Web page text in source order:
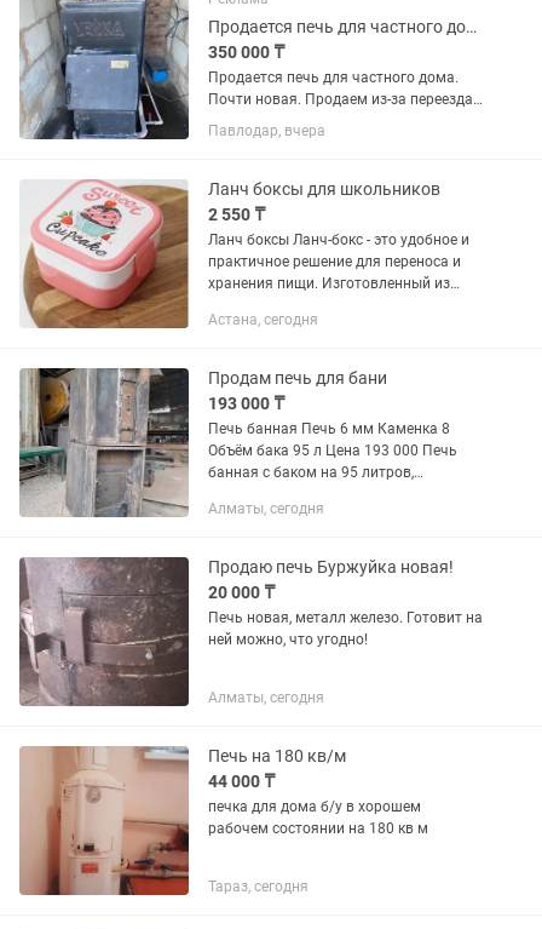
Продается печь для частного дома
350 000 ₸
Продается печь для частного дома.
Почти новая. Продаем из-за переезда.
Все работает отлично. Стоит в селе
КУЛАКОЛЬ, экибастузского района.
есть.
Павлодар, вчера
Ланч боксы для школьников
2 550 ₸
Ланч боксы Ланч-бокс - это удобное и
практичное решение для переноса и
хранения пищи. Изготовленный из
своей прочностью и долговечностью,
Астана, сегодня
Продам печь для бани
193 000 ₸
Печь банная Печь 6 мм Каменка 8
Объём бака 95 л Цена 193 000 Печь
банная с баком на 95 литров,
банях, для обогрева трёх помещений,
Алматы, сегодня
Продаю печь Буржуйка новая!
20 000 ₸
Печь новая, металл железо. Готовит на
ней можно, что угодно!
Алматы, сегодня
Печь на 180 кв/м
44 000 ₸
печка для дома б/у в хорошем
рабочем состоянии на 180 кв м
Тараз, сегодня